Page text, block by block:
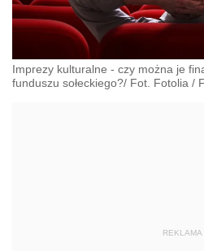
Imprezy kulturalne - czy można je
funduszu sołeckiego?/ Fot. Fotolia /